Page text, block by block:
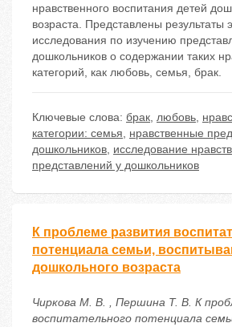
нравственного воспитания детей
возраста. Представлены результаты
исследования по изучению
дошкольников о содержании таких
категорий, как любовь, семья, брак.
Ключевые слова: брак, любовь,
категории: семья, нравственные
дошкольников, исследование
представлений у дошкольников
К проблеме развития
потенциала семьи,
дошкольного возраста
Чиркова М. В. , Першина Т. В. К
воспитательного потенциала